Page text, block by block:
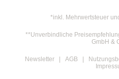
*inkl. Mehrwertsteuer
**Unverbindliche
GmbH &
Newsletter AGB